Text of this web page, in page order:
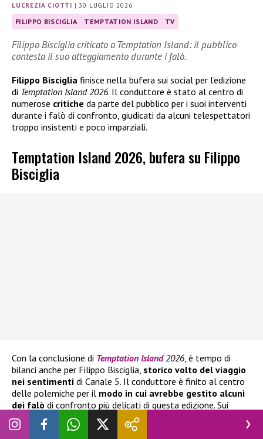
LUCREZIA CIOTTI |30 LUGLIO 2026
FILIPPO BISCIGLIA TEMPTATION ISLAND TV
Filippo Bisciglia criticato a Temptation Island: il pubblico
contesta il suo atteggiamento durante i falò.
Filippo Bisciglia finisce nella bufera sui social per l’edizione
di Temptation Island 2026. Il conduttore è stato al centro di
numerose critiche da parte del pubblico per i suoi interventi
durante i falò di confronto, giudicati da alcuni telespettatori
troppo insistenti e poco imparziali.
Temptation Island 2026, bufera su Filippo
Bisciglia
Con la conclusione di Temptation Island 2026 , è tempo di
bilanci anche per Filippo Bisciglia, storico volto del viaggio
nei sentimenti di Canale 5. Il conduttore è finito al centro
delle polemiche per il modo in cui avrebbe gestito alcuni
dei falò di confronto più delicati di questa edizione. Sui
social, infatti, diversi spettatori hanno criticato il suo
atteggiamento, ritenendolo in alcuni momenti